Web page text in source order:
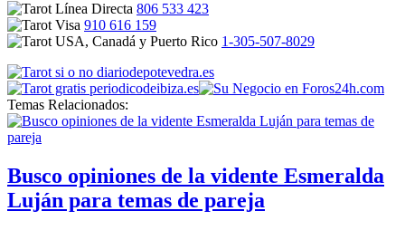
806 533 423
910 616 159
1-305-507-8029
Temas Relacionados:
Busco opiniones de la vidente Esmeralda
Luján para temas de pareja